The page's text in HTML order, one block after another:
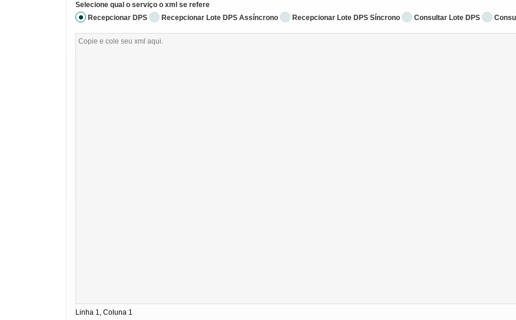
Selecione qual o serviço o xml se refere
Recepcionar DPS
Recepcionar Lote DPS Assíncrono Recepcionar Lote DPS Síncrono Consultar Lote DPS
Linha 1, Coluna 1